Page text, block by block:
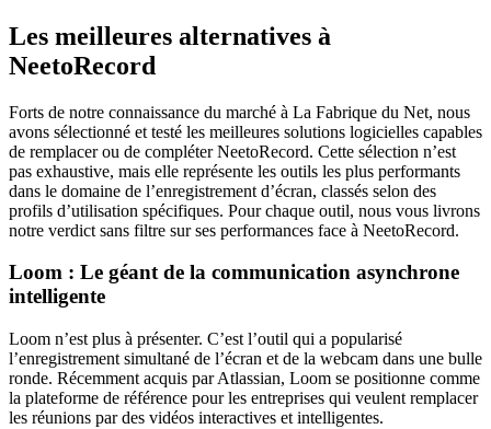
Les meilleures alternatives à
NeetoRecord
Forts de notre connaissance du marché à La Fabrique du Net, nous
avons sélectionné et testé les meilleures solutions logicielles capables
de remplacer ou de compléter NeetoRecord. Cette sélection n’est
pas exhaustive, mais elle représente les outils les plus performants
dans le domaine de l’enregistrement d’écran, classés selon des
profils d’utilisation spécifiques. Pour chaque outil, nous vous livrons
notre verdict sans filtre sur ses performances face à NeetoRecord.
Loom : Le géant de la communication asynchrone
intelligente
Loom n’est plus à présenter. C’est l’outil qui a popularisé
l’enregistrement simultané de l’écran et de la webcam dans une bulle
ronde. Récemment acquis par Atlassian, Loom se positionne comme
la plateforme de référence pour les entreprises qui veulent remplacer
les réunions par des vidéos interactives et intelligentes.